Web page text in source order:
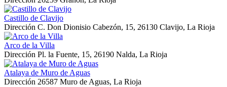
Castillo de Clavijo
Dirección C. Don Dionisio Cabezón, 15, 26130 Clavijo, La Rioja
Arco de la Villa
Dirección Pl. la Fuente, 15, 26190 Nalda, La Rioja
Atalaya de Muro de Aguas
Dirección 26587 Muro de Aguas, La Rioja